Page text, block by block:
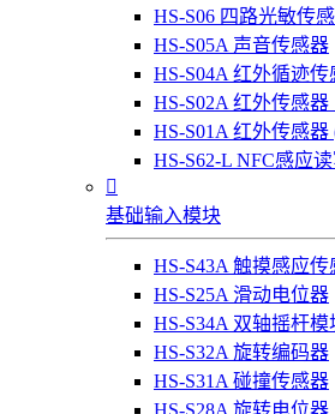
HS-S06 四路光敏传
HS-S05A 声音传感器
HS-S04A 红外循迹传
HS-S02A 红外传感器
HS-S01A 红外传感
HS-S62-L NFC感应

基础输入模块
HS-S43A 触摸感应传
HS-S25A 滑动电位器
HS-S34A 双轴摇杆模
HS-S32A 旋转编码器
HS-S31A 碰撞传感器